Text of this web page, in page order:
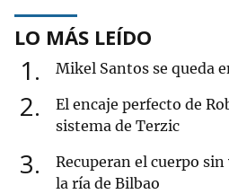
LO MÁS LEÍDO
1 Mikel Santos se queda
2
El encaje perfecto de
sistema de Terzic
3
Recuperan el cuerpo
la ría de Bilbao